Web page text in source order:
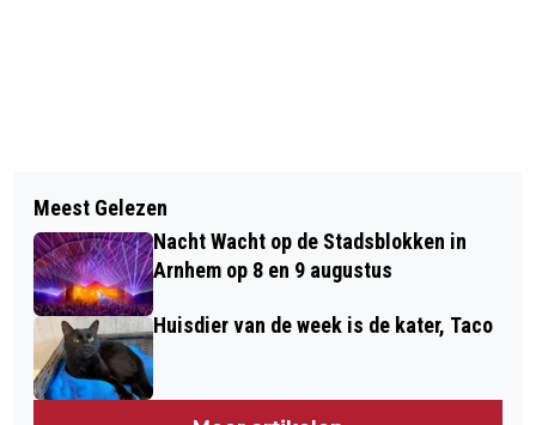
BOMENEXCURSIE IN HET
GALAMAPARK IN ELST OP 21 JUNI
300 MILJOEN VOOR STIKSTOF- EN
NATUURMAATREGELEN OP DE
VELUWE
Meest Gelezen
Nacht Wacht op de Stadsblokken in
Arnhem op 8 en 9 augustus
Huisdier van de week is de kater, Taco